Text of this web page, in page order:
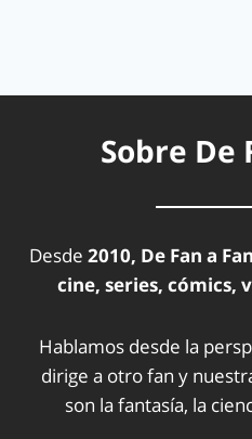
Sobre De
Desde 2010, De Fan a Fan
cine, series, cómics,
Hablamos desde la
dirige a otro fan y
son la fantasía, la